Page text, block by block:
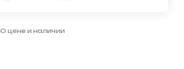
О цене и наличии